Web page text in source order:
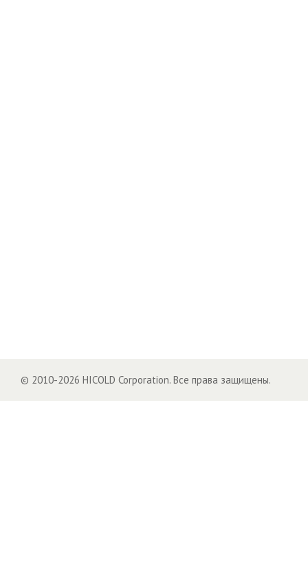
© 2010-2026 HICOLD Corporation. Все права защищены.